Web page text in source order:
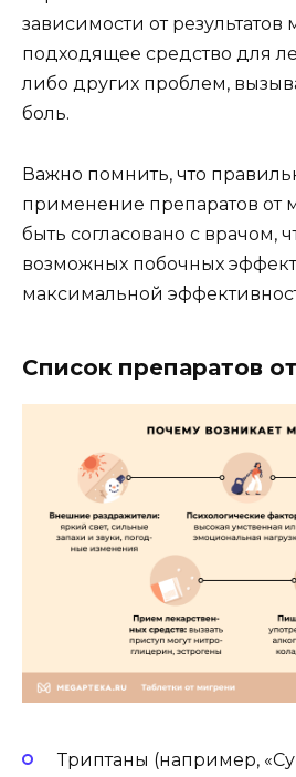
зависимости от
подходящее средство для
либо других проблем,
боль.
Важно помнить, что
применение препаратов от
быть согласовано с врачом,
возможных побочных
максимальной
Список препаратов
Триптаны (например,